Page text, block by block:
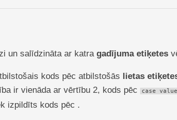
un salīdzināta ar katra gadījuma etiķetes
kods pēc atbilstošās lietas
ir vienāda ar vērtību 2, kods pēc
case
izpildīts kods pēc .